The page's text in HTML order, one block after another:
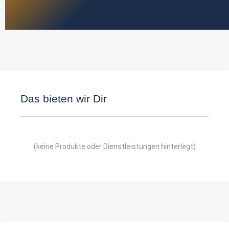
Das bieten wir Dir
(keine Produkte oder Dienstleistungen hinterlegt)